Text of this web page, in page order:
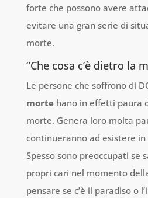
forte che possono avere
evitare una gran serie di
morte.
“Che cosa c’è dietro la
Le persone che soffrono di
morte hano in effetti paura
morte. Genera loro molta
continueranno ad esistere in
Spesso sono preoccupati se
propri cari nel momento
pensare se c’è il paradiso o